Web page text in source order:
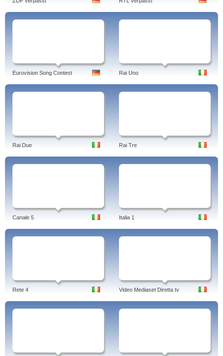
Eurovision Song Contest Rai Uno
Rai Due Rai Tre
Canale 5 Italia 1
Rete 4 Video Mediaset Diretta tv